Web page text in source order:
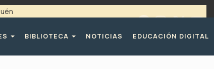
BIBLIOTECA NOTICIAS EDUCACIÓN DIGITAL